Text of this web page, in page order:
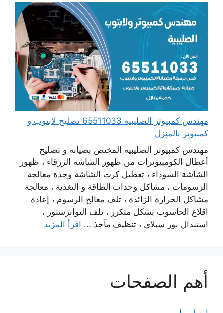
مهندس كمبيوتر الصليبية 65511033 تصليح لابتوب و
كمبيوتر بالمنزل
مهندس كمبيوتر الصليبية المختص بصيانة و تصليح
أعطال الكومبيوترات من ظهور الشاشة الزرقاء ، ظهور
الشاشة السوداء ، تعطيل كرت الشاشة وحدة معالجة
الرسومات ، مشاكل وحدات الطاقة و التغذية ، معالجة
مشاكل الحرارة الزائدة ، تلف معالج الرسوم ، إعادة
اقلاع الحاسوب بشكل متكرر ، تلف التوانزستور ،
استبدال بور سبلاي ، تنظيف مآخذ ... اقرأ المزيد
أهم الصفحات